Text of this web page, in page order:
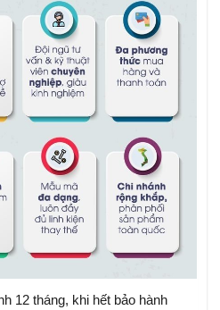
12 tháng, khi hết bảo hành